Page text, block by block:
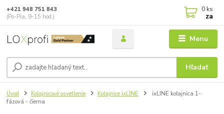
Menu
Hľadať
+421 948 751 843
(Po-Pia, 9-15 hod.)
0 ks
za
Úvod Koľajnicové osvetlenie Koľajnice ixLINE
ixLINE koľajnica 1-
fázová - čierna